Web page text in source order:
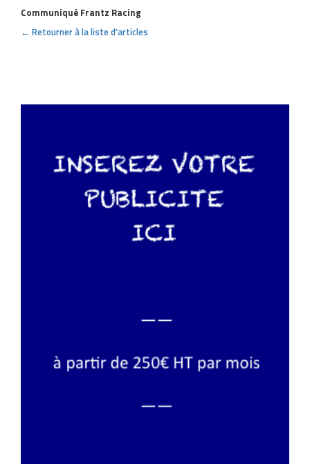
Communiqué Frantz Racing
← Retourner à la liste d'articles